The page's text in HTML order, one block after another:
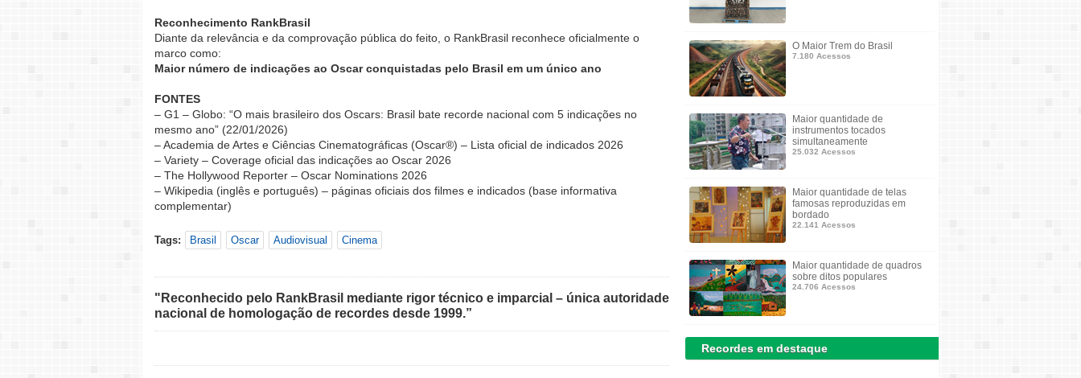
Reconhecimento RankBrasil
Diante da relevância e da comprovação pública do feito, o RankBrasil reconhece oficialmente o
marco como:
Maior número de indicações ao Oscar conquistadas pelo Brasil em um único ano
FONTES
– G1 – Globo: “O mais brasileiro dos Oscars: Brasil bate recorde nacional com 5 indicações no
mesmo ano” (22/01/2026)
– Academia de Artes e Ciências Cinematográficas (Oscar®) – Lista oficial de indicados 2026
– Variety – Coverage oficial das indicações ao Oscar 2026
– The Hollywood Reporter – Oscar Nominations 2026
– Wikipedia (inglês e português) – páginas oficiais dos filmes e indicados (base informativa
complementar)
Tags: Brasil Oscar Audiovisual Cinema
"Reconhecido pelo RankBrasil mediante rigor técnico e imparcial – única autoridade
nacional de homologação de recordes desde 1999.”
O Maior Trem do Brasil
7.180 Acessos
Maior quantidade de
instrumentos tocados
simultaneamente
25.032 Acessos
Maior quantidade de telas
famosas reproduzidas em
bordado
22.141 Acessos
Maior quantidade de quadros
sobre ditos populares
24.706 Acessos
Recordes em destaque